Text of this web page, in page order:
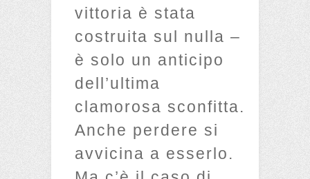
vittoria è stata
costruita sul nulla –
è solo un anticipo
dell’ultima
clamorosa sconfitta.
Anche perdere si
avvicina a esserlo.